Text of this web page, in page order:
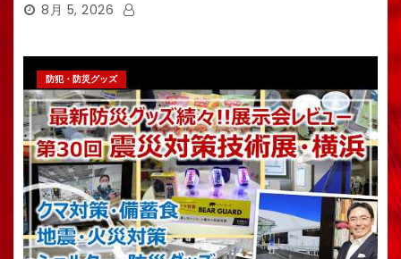
8月 5, 2026
防犯・防災グッズ